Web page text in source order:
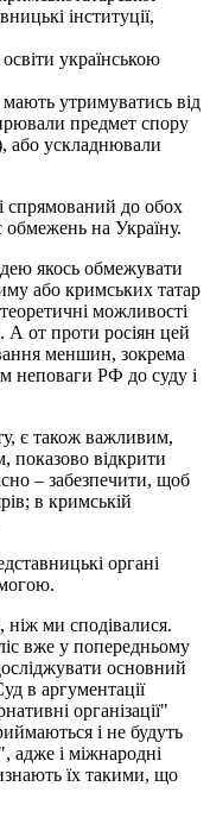
інституції,
українською
утримуватись від
предмет спору
або ускладнювали
спрямований до обох
обмежень на Україну.
якось обмежувати
або кримських татар
можливості
А от проти росіян цей
меншин, зокрема
неповаги РФ до суду і
є також важливим,
показово відкрити
– забезпечити, щоб
в кримській
органі
ми сподівалися.
вже у попередньому
основний
в аргументації
організації"
і не будуть
адже і міжнародні
їх такими, що